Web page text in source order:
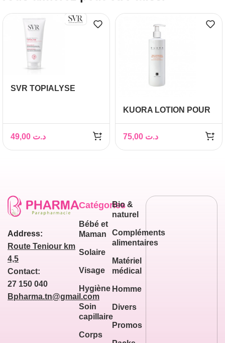
SVR TOPIALYSE
د.ت
KUORA LOTION POUR
400ML
د.ت
Address:
Route Teniour km
4,5
Contact:
27 150 040
Bpharma.tn@gmail.com
Catégories
Bébé et
Maman
Solaire
Visage
Hygiène
Soin
capillaire
Corps
Bio &
naturel
Compléments
alimentaires
Matériel
médical
Homme
Divers
Promos